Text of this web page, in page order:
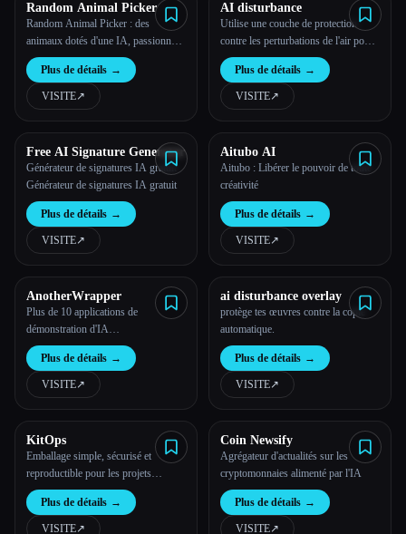
Random Animal Picker
Random Animal Picker : des
animaux dotés d'une IA, passionnés
et éducateurs Découvre différents
animaux en créant des sélections
aléatoires pour les autocollants
Plus de détails →
VISITE↗︎
AI disturbance
Utilise une couche de protection
contre les perturbations de l'air pour
protéger tes œuvres d'art.
Plus de détails →
VISITE↗︎
Free AI Signature Generator
Générateur de signatures IA gratuit
Générateur de signatures IA gratuit
Plus de détails →
VISITE↗︎
Aitubo AI
Aitubo : Libérer le pouvoir de toute
créativité
Plus de détails →
VISITE↗︎
AnotherWrapper
Plus de 10 applications de
démonstration d'IA
personnalisables : choisis-en une,
crée-la tienne, lance ta start-up
rapidement et commence à gagner de
l'argent
Plus de détails →
VISITE↗︎
ai disturbance overlay
protège tes œuvres contre la copie
automatique.
Plus de détails →
VISITE↗︎
KitOps
Emballage simple, sécurisé et
reproductible pour les projets
d'intelligence artificielle et de
machine learning
Plus de détails →
VISITE↗︎
Coin Newsify
Agrégateur d'actualités sur les
cryptomonnaies alimenté par l'IA
Plus de détails →
VISITE↗︎